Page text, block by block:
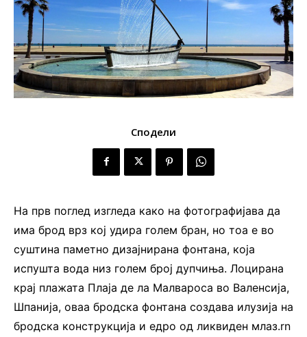
Сподели
На прв поглед изгледа како на фотографијава да
има брод врз кој удира голем бран, но тоа е во
суштина паметно дизајнирана фонтана, која
испушта вода низ голем број дупчиња. Лоцирана
крај плажата Плаја де ла Малвароса во Валенсија,
Шпанија, оваа бродска фонтана создава илузија на
бродска конструкција и едро од ликвиден млаз.rn